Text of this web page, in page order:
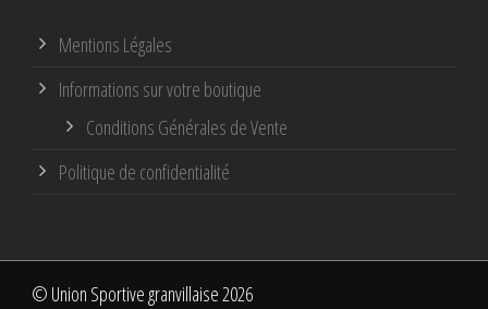
Mentions Légales
Informations sur votre boutique
Conditions Générales de Vente
Politique de confidentialité
© Union Sportive granvillaise 2026